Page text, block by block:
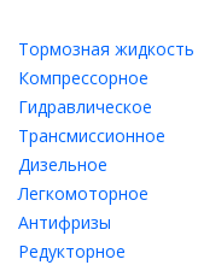
Тормозная жидкость
Компрессорное
Гидравлическое
Трансмиссионное
Дизельное
Легкомоторное
Антифризы
Редукторное